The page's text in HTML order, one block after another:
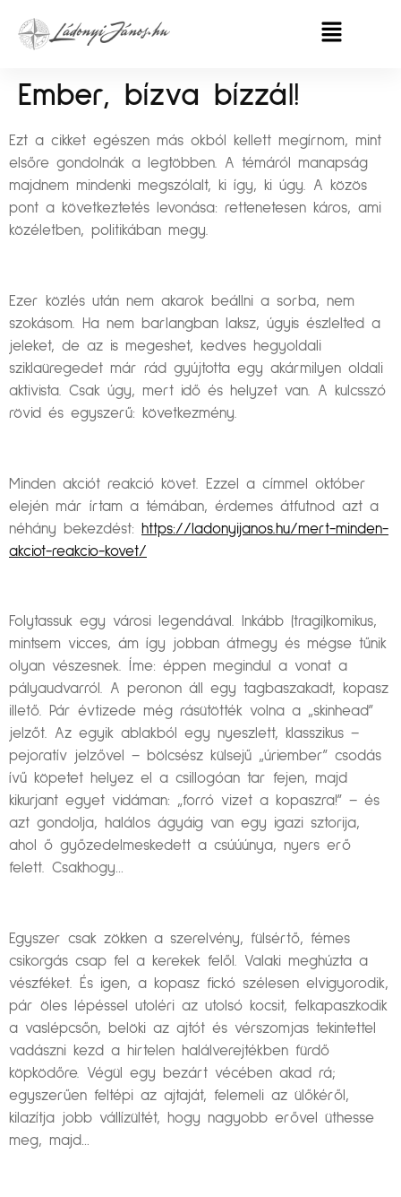
Ember, bízva bízzál!
Ezt a cikket egészen más okból kellett megírnom, mint
elsőre gondolnák a legtöbben. A témáról manapság
majdnem mindenki megszólalt, ki így, ki úgy. A közös
pont a következtetés levonása: rettenetesen káros, ami
közéletben, politikában megy.
Ezer közlés után nem akarok beállni a sorba, nem
szokásom. Ha nem barlangban laksz, úgyis észlelted a
jeleket, de az is megeshet, kedves hegyoldali
sziklaüregedet már rád gyújtotta egy akármilyen oldali
aktivista. Csak úgy, mert idő és helyzet van. A kulcsszó
rövid és egyszerű: következmény.
Minden akciót reakció követ. Ezzel a címmel október
elején már írtam a témában, érdemes átfutnod azt a
néhány bekezdést:
https://ladonyijanos.hu/mert-minden-
akciot-reakcio-kovet/
Folytassuk egy városi legendával. Inkább (tragi)komikus,
mintsem vicces, ám így jobban átmegy és mégse tűnik
olyan vészesnek. Íme: éppen megindul a vonat a
pályaudvarról. A peronon áll egy tagbaszakadt, kopasz
illető. Pár évtizede még rásütötték volna a „skinhead”
jelzőt. Az egyik ablakból egy nyeszlett, klasszikus –
pejoratív jelzővel – bölcsész külsejű „úriember” csodás
ívű köpetet helyez el a csillogóan tar fejen, majd
kikurjant egyet vidáman: „forró vizet a kopaszra!” – és
azt gondolja, halálos ágyáig van egy igazi sztorija,
ahol ő győzedelmeskedett a csúúúnya, nyers erő
felett. Csakhogy…
Egyszer csak zökken a szerelvény, fülsértő, fémes
csikorgás csap fel a kerekek felől. Valaki meghúzta a
vészféket. És igen, a kopasz fickó szélesen elvigyorodik,
pár öles lépéssel utoléri az utolsó kocsit, felkapaszkodik
a vaslépcsőn, belöki az ajtót és vérszomjas tekintettel
vadászni kezd a hirtelen halálverejtékben fürdő
köpködőre. Végül egy bezárt vécében akad rá;
egyszerűen feltépi az ajtaját, felemeli az ülőkéről,
kilazítja jobb vállízültét, hogy nagyobb erővel üthesse
meg, majd…